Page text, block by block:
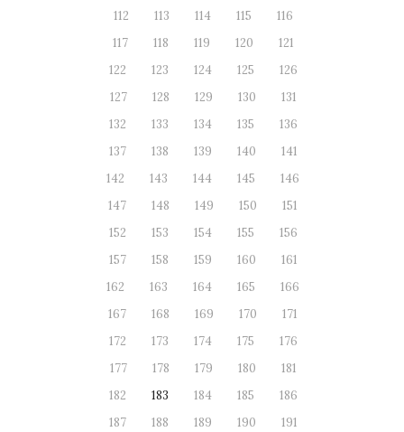
112
113 114 115
116
117
118 119 120
121
122
123 124 125
126
127
128 129 130
131
132
133 134 135
136
137
138 139 140
141
142
143 144 145
146
147
148 149 150
151
152
153 154 155
156
157
158 159 160
161
162
163 164 165
166
167
168 169 170
171
172
173 174 175
176
177
178 179 180
181
182
183 184 185
186
187
188 189 190
191